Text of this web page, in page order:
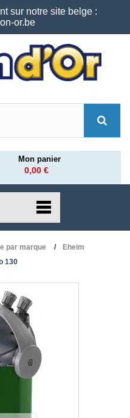
sur notre site belge :
or.be
Mon panier
0,00 €
par marque
Eheim
130